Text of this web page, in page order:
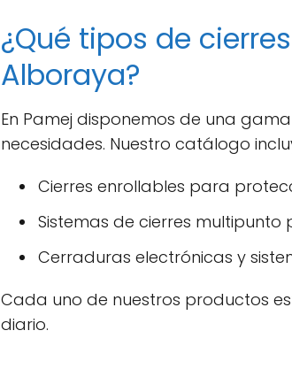
¿Qué tipos de
Alboraya?
En Pamej disponemos de una
necesidades. Nuestro catálogo
Cierres enrollables para
Sistemas de cierres
Cerraduras electrónicas y
Cada uno de nuestros productos
diario.